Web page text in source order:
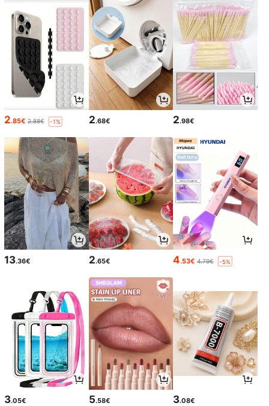
2.85€ 2.88€ -1% 2.68€ 2.98€
13.36€ 2.65€ 4.53€ 4.79€ -5%
3.05€ 5.58€ 3.08€